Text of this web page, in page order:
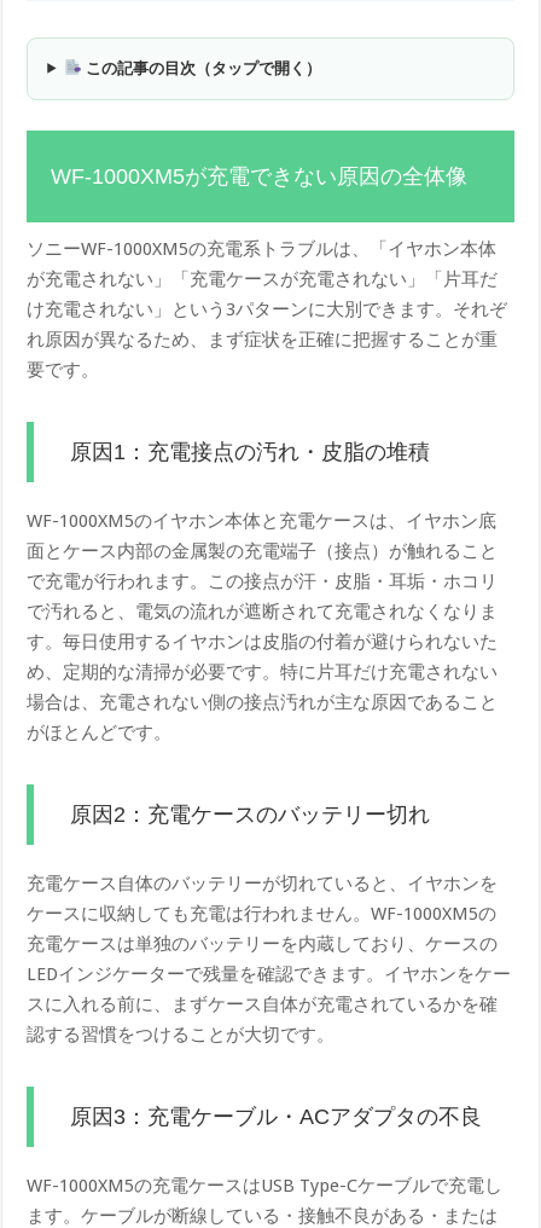
この記事の目次（タップで開く）
WF-1000XM5が充電できない原因の全体像
ソニーWF-1000XM5の充電系トラブルは、「イヤホン本体
が充電されない」「充電ケースが充電されない」「片耳だ
け充電されない」という3パターンに大別できます。それぞ
れ原因が異なるため、まず症状を正確に把握することが重
要です。
原因1：充電接点の汚れ・皮脂の堆積
WF-1000XM5のイヤホン本体と充電ケースは、イヤホン底
面とケース内部の金属製の充電端子（接点）が触れること
で充電が行われます。この接点が汗・皮脂・耳垢・ホコリ
で汚れると、電気の流れが遮断されて充電されなくなりま
す。毎日使用するイヤホンは皮脂の付着が避けられないた
め、定期的な清掃が必要です。特に片耳だけ充電されない
場合は、充電されない側の接点汚れが主な原因であること
がほとんどです。
原因2：充電ケースのバッテリー切れ
充電ケース自体のバッテリーが切れていると、イヤホンを
ケースに収納しても充電は行われません。WF-1000XM5の
充電ケースは単独のバッテリーを内蔵しており、ケースの
LEDインジケーターで残量を確認できます。イヤホンをケー
スに入れる前に、まずケース自体が充電されているかを確
認する習慣をつけることが大切です。
原因3：充電ケーブル・ACアダプタの不良
WF-1000XM5の充電ケースはUSB Type-Cケーブルで充電し
ます。ケーブルが断線している・接触不良がある・または